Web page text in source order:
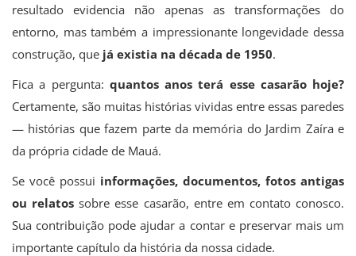
resultado evidencia não apenas as transformações do
entorno, mas também a impressionante longevidade dessa
construção, que já existia na década de 1950.
Fica a pergunta: quantos anos terá esse casarão hoje?
Certamente, são muitas histórias vividas entre essas paredes
— histórias que fazem parte da memória do Jardim Zaíra e
da própria cidade de Mauá.
Se você possui informações, documentos, fotos antigas
ou relatos sobre esse casarão, entre em contato conosco.
Sua contribuição pode ajudar a contar e preservar mais um
importante capítulo da história da nossa cidade.